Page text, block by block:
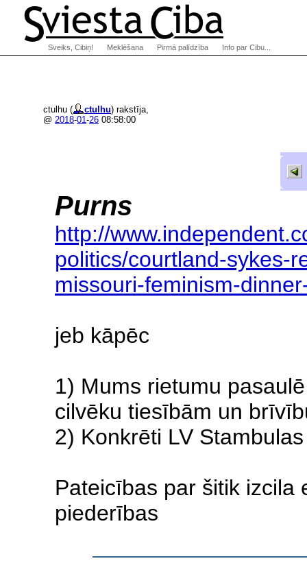
ctulhu ( ctulhu) rakstīja,
@ 2018-01-26 08:58:00
Purns
http://
politics/courtland-sykes-
missouri-feminism-
jeb kāpēc
1) Mums rietumu
cilvēku tiesībām un
2) Konkrēti LV
Pateicības par šitik izcila
piederības
Sveiks, Cibiņ! Meklēšana Pirmā palīdzība Info par Cibu...